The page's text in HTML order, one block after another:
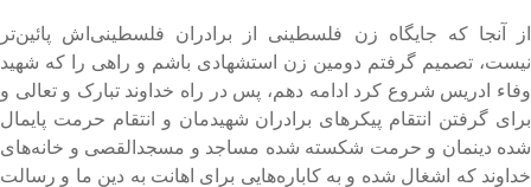
آنجا که جایگاه زن فلسطینی از برادران فلسطینی‌اش پائین‌تر
تصمیم گرفتم دومین زن استشهادی باشم و راهی را که شهید
ادریس شروع کرد ادامه دهم، پس در راه خداوند تبارک و تعالی و
گرفتن انتقام پیکرهای برادران شهیدمان و انتقام حرمت پایمال
دینمان و حرمت شکسته شده مساجد و مسجدالقصی و خانه‌های
که اشغال شده و به کاباره‌هایی برای اهانت به دین ما و رسالت